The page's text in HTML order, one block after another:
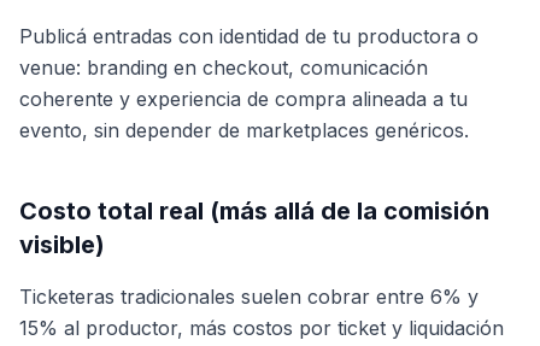
Publicá entradas con identidad de tu productora o
venue: branding en checkout, comunicación
coherente y experiencia de compra alineada a tu
evento, sin depender de marketplaces genéricos.
Costo total real (más allá de la comisión
visible)
Ticketeras tradicionales suelen cobrar entre 6% y
15% al productor, más costos por ticket y liquidación